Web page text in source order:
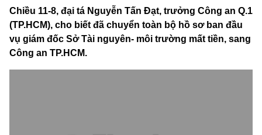
Chiều 11-8, đại tá Nguyễn Tấn Đạt, trưởng Công an Q.1
(TP.HCM), cho biết đã chuyển toàn bộ hồ sơ ban đầu
vụ giám đốc Sở Tài nguyên- môi trường mất tiền, sang
Công an TP.HCM.